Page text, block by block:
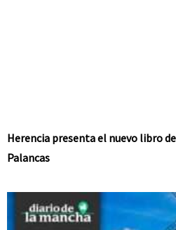
Herencia presenta el nuevo libro
Palancas